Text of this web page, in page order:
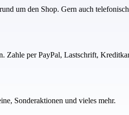
um den Shop. Gern auch
Zahle per PayPal, Lastschrift,
Sonderaktionen und vieles mehr.